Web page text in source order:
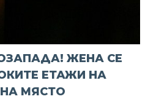
ЖЕНА СЕ
ЕТАЖИ НА
МЯСТО